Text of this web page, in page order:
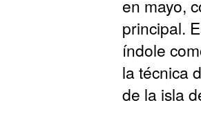
en mayo,
principal.
índole
la técnica
de la isla